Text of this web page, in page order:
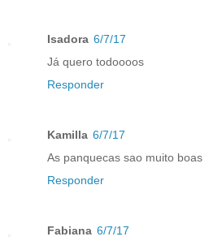
Isadora 6/7/17
Já quero todoooos
Responder
Kamilla 6/7/17
As panquecas sao muito boas
Responder
Fabiana 6/7/17